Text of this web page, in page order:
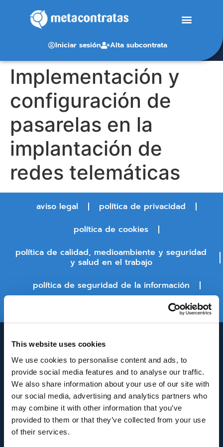
This website uses cookies
We use cookies to personalise content and ads, to
provide social media features and to analyse our traffic.
We also share information about your use of our site with
our social media, advertising and analytics partners who
may combine it with other information that you’ve
provided to them or that they’ve collected from your use
of their services.
Iniciar sesión Alta subcontrata
Implementación y
configuración de
pasarelas en la
implantación de
redes telemáticas
aviso legal
política de privacidad
política de cookies
política de calidad, medioambiente y seguridad
y salud en el trabajo
política de seguridad de la información
INNOVACIÓN Y DESARROLLO DE ANDALUCÍA
IDEA